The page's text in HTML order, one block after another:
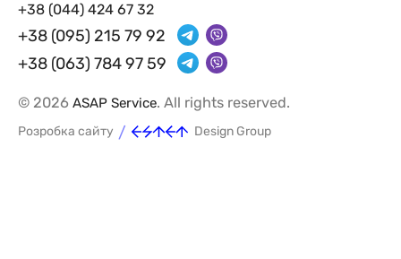
+38 (044) 424 67 32
+38 (095) 215 79 92
+38 (063) 784 97 59
© 2026 ASAP Service. All rights reserved.
Розробка сайту / Design Group